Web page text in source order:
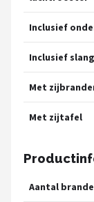
Inclusief
Inclusief slang
Met
Met zijtafel
Aantal